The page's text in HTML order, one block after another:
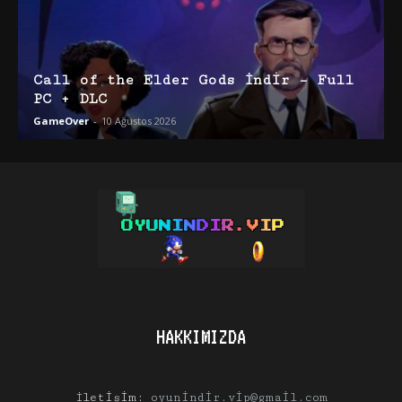
Call of the Elder Gods İndir – Full
PC + DLC
GameOver - 10 Ağustos 2026
HAKKIMIZDA
İletişim: oyunindir.vip@gmail.com